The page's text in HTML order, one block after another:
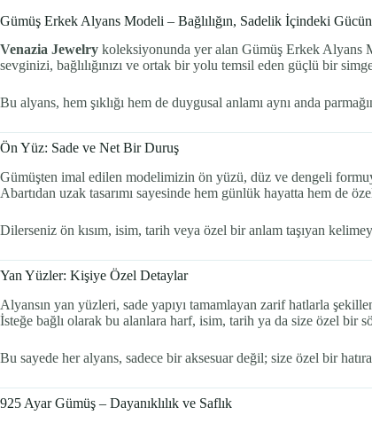
Gümüş Erkek Alyans Modeli – Bağlılığın, Sadelik İçindeki
Venazia Jewelry koleksiyonunda yer alan Gümüş Erkek Alyans
sevginizi, bağlılığınızı ve ortak bir yolu temsil eden güçlü bir
Bu alyans, hem şıklığı hem de duygusal anlamı aynı anda
Ön Yüz: Sade ve Net Bir Duruş
Gümüşten imal edilen modelimizin ön yüzü, düz ve dengeli
Abartıdan uzak tasarımı sayesinde hem günlük hayatta hem de
Dilerseniz ön kısım, isim, tarih veya özel bir anlam taşıyan
Yan Yüzler: Kişiye Özel Detaylar
Alyansın yan yüzleri, sade yapıyı tamamlayan zarif hatlarla
İsteğe bağlı olarak bu alanlara harf, isim, tarih ya da size özel bir
Bu sayede her alyans, sadece bir aksesuar değil; size özel bir
925 Ayar Gümüş – Dayanıklılık ve Saflık